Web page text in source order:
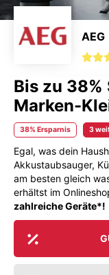
AEG
Bis zu
Marken-
38% Ersparnis 3
Egal, was dein
Akkustaubsauger,
am besten gleich
erhältst im
zahlreiche Geräte*!